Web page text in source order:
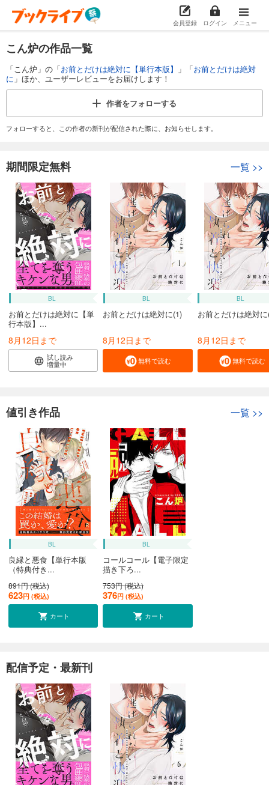
会員登録 ログイン メニュー
こん炉の作品一覧
「こん炉」の「お前とだけは絶対に【単行本版】 」「お前とだけは絶対
に 」ほか、ユーザーレビューをお届けします！
作者をフォローする
フォローすると、この作者の新刊が配信された際に、お知らせします。
期間限定無料 一覧 >>
BL
お前とだけは絶対に【単
行本版】...
8月12日まで
試し読み
増量中
BL
お前とだけは絶対に(1)
8月12日まで
無料で読む
BL
お前とだけは絶対
8月12日まで
無料で読む
値引き作品 一覧 >>
BL
良縁と悪食【単行本版
（特典付き...
891円 (税込)
623円 (税込)
カート
BL
コールコール【電子限定
描き下ろ...
753円 (税込)
376円 (税込)
カート
配信予定・最新刊